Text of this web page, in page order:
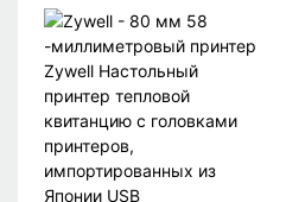
-билета на продажу
USB